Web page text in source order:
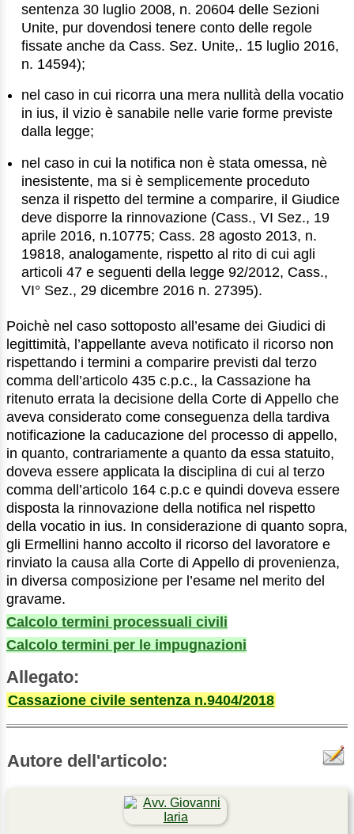
sentenza 30 luglio 2008, n. 20604 delle Sezioni
Unite, pur dovendosi tenere conto delle regole
fissate anche da Cass. Sez. Unite,. 15 luglio 2016,
n. 14594);
nel caso in cui ricorra una mera nullità della vocatio
in ius, il vizio è sanabile nelle varie forme previste
dalla legge;
nel caso in cui la notifica non è stata omessa, nè
inesistente, ma si è semplicemente proceduto
senza il rispetto del termine a comparire, il Giudice
deve disporre la rinnovazione (Cass., VI Sez., 19
aprile 2016, n.10775; Cass. 28 agosto 2013, n.
19818, analogamente, rispetto al rito di cui agli
articoli 47 e seguenti della legge 92/2012, Cass.,
VI° Sez., 29 dicembre 2016 n. 27395).
Poichè nel caso sottoposto all’esame dei Giudici di
legittimità, l’appellante aveva notificato il ricorso non
rispettando i termini a comparire previsti dal terzo
comma dell’articolo 435 c.p.c., la Cassazione ha
ritenuto errata la decisione della Corte di Appello che
aveva considerato come conseguenza della tardiva
notificazione la caducazione del processo di appello,
in quanto, contrariamente a quanto da essa statuito,
doveva essere applicata la disciplina di cui al terzo
comma dell’articolo 164 c.p.c e quindi doveva essere
disposta la rinnovazione della notifica nel rispetto
della vocatio in ius. In considerazione di quanto sopra,
gli Ermellini hanno accolto il ricorso del lavoratore e
rinviato la causa alla Corte di Appello di provenienza,
in diversa composizione per l’esame nel merito del
gravame.
Calcolo termini processuali civili
Calcolo termini per le impugnazioni
Allegato:
Cassazione civile sentenza n.9404/2018
Autore dell'articolo: